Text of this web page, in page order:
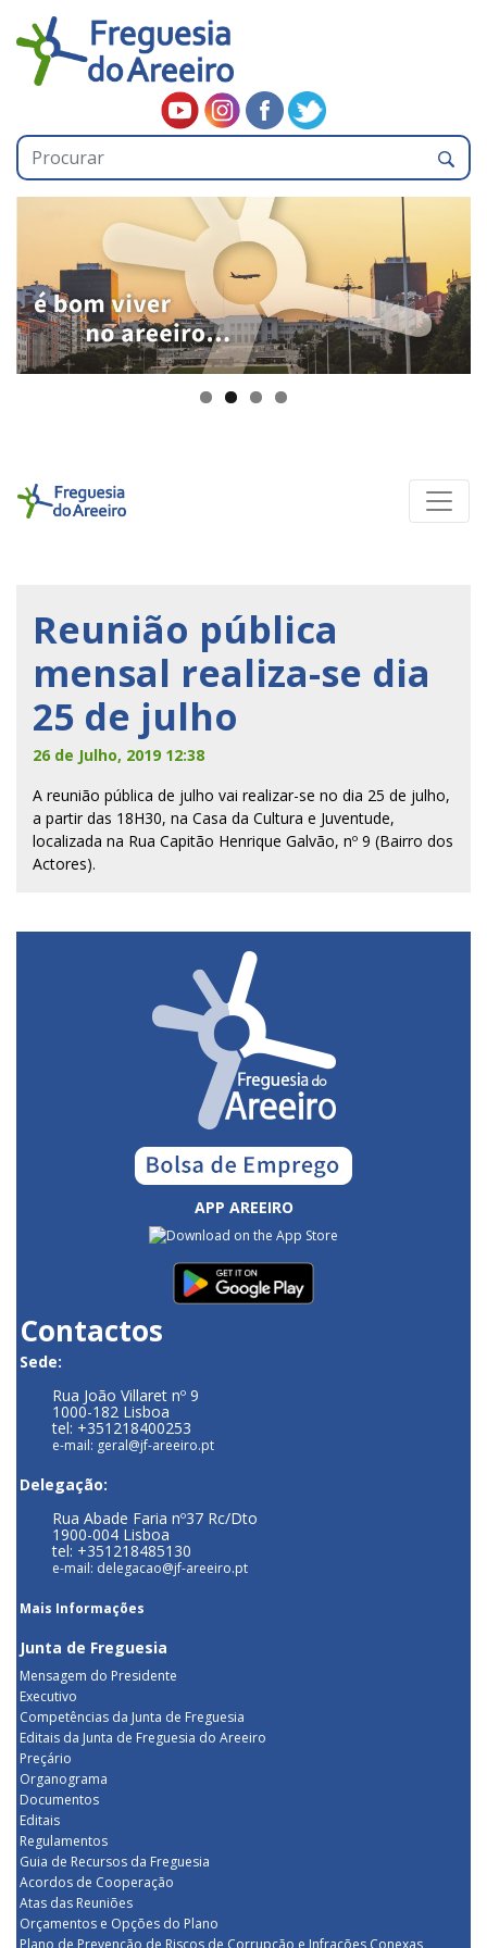
Reunião pública
mensal realiza-se dia
25 de julho
26 de Julho, 2019 12:38
A reunião pública de julho vai realizar-se no dia 25 de julho,
a partir das 18H30, na Casa da Cultura e Juventude,
localizada na Rua Capitão Henrique Galvão, nº 9 (Bairro dos
Actores).
APP AREEIRO
Contactos
Sede:
Rua João Villaret nº 9
1000-182 Lisboa
tel: +351218400253
e-mail: geral@jf-areeiro.pt
Delegação:
Rua Abade Faria nº37 Rc/Dto
1900-004 Lisboa
tel: +351218485130
e-mail: delegacao@jf-areeiro.pt
Mais Informações
Junta de Freguesia
Mensagem do Presidente
Executivo
Competências da Junta de Freguesia
Editais da Junta de Freguesia do Areeiro
Preçário
Organograma
Documentos
Editais
Regulamentos
Guia de Recursos da Freguesia
Acordos de Cooperação
Atas das Reuniões
Orçamentos e Opções do Plano